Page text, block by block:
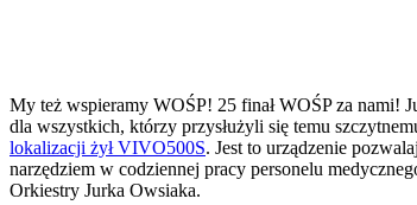
My też wspieramy WOŚP! 25 finał WOŚP za nami!
dla wszystkich, którzy przysłużyli się temu
lokalizacji żył VIVO500S. Jest to urządzenie
narzędziem w codziennej pracy personelu
Orkiestry Jurka Owsiaka.